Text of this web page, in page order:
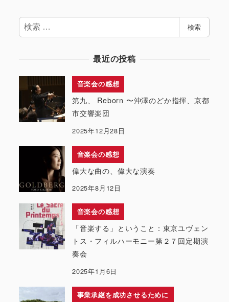
検
索
検索
最近の投稿
音楽会の感想
第九、 Reborn 〜沖澤のどか指揮、京都
市交響楽団
2025年12月28日
音楽会の感想
偉大な曲の、偉大な演奏
2025年8月12日
音楽会の感想
「音楽する」ということ：東京ユヴェン
トス・フィルハーモニー第２７回定期演
奏会
2025年1月6日
事業承継を成功させるために